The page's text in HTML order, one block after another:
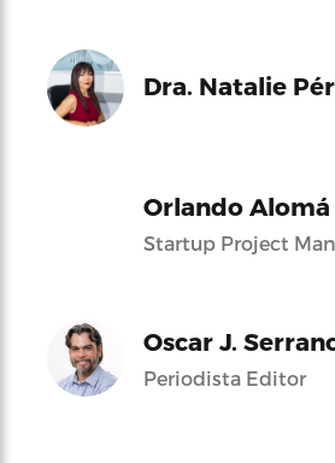
Dra. Natalie
Orlando Alomá
Startup Project
Oscar J.
Periodista Editor